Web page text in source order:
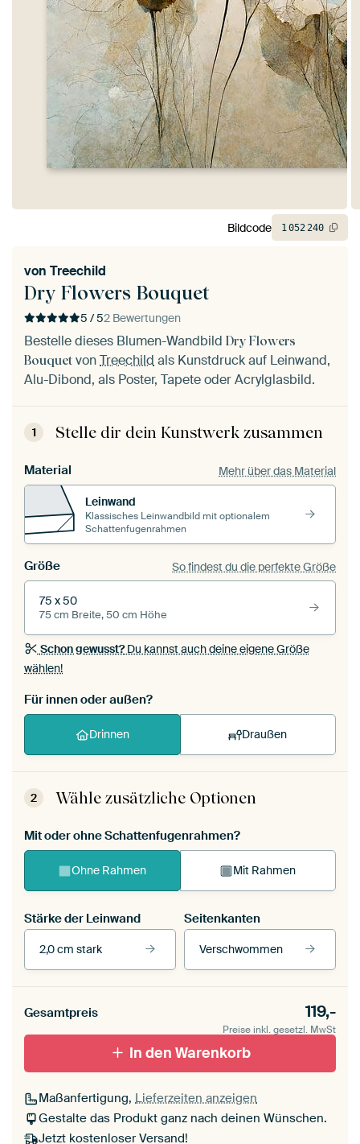
Dry Flowers Bouquet
von Treechild
5 / 52 Bewertungen
Bestelle dieses Blumen-Wandbild Dry Flowers
Bouquet vonTreechildals Kunstdruck auf Leinwand,
Alu-Dibond, als Poster, Tapete oder Acrylglasbild.
1 Stelle dir dein Kunstwerk zusammen
Material Mehr über das Material
Leinwand
Klassisches Leinwandbild mit optionalem
Schattenfugenrahmen
Größe So findest du die perfekte Größe
75 x 50
75 cm Breite, 50 cm Höhe
Schon gewusst?Du kannst auch deine eigene Größe
wählen!
Für innen oder außen?
Drinnen Draußen
2 Wähle zusätzliche Optionen
Mit oder ohne Schattenfugenrahmen?
Ohne Rahmen Mit Rahmen
Stärke der Leinwand
2,0 cm stark
Seitenkanten
Verschwommen
Mit Schattenfugenrahmen,
schwarz
Mit Schattenfugenrahmen,
weiß
Leinwand für
Seitenkanten
Gesamtpreis 119,-
Preise inkl. gesetzl. MwSt
In den Warenkorb
Maßanfertigung, Lieferzeiten anzeigen
Gestalte das Produkt ganz nach deinen Wünschen.
Jetzt kostenloser Versand!
Bildcode 1052240